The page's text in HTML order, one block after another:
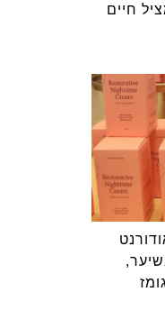
חיים